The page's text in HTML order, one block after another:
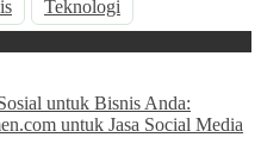
Teknologi
untuk Bisnis Anda:
untuk Jasa Social Media